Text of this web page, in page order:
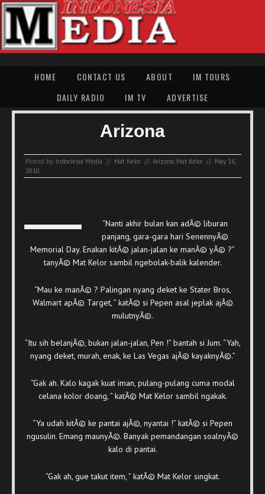
HOME CONTACT US ABOUT
IM TOURS
DAILY RADIO
IM TV ADVERTISE
Arizona
Posted by: Indonesia Media // Mat Kelor // Arizona Mat Kelor // May 16,
2010
“Nanti akhir bulan kan adÃ© liburan
panjang, gara-gara hari SenennyÃ©
Memorial Day. Enakan kitÃ© jalan-jalan ke manÃ© yÃ© ?”
tanyÃ© Mat Kelor sambil ngebolak-balik kalender.
“Mau ke manÃ© ? Palingan nyang deket ke Stater Bros,
Walmart apÃ© Target, ” katÃ© si Pepen asal jeplak ajÃ©
mulutnyÃ©.
“Itu sih belanjÃ©, bukan jalan-jalan, Pen !” bantah si Jum. “Yah,
nyang deket, murah, enak, ke Las Vegas ajÃ© kayaknyÃ©.”
“Gak ah. Kalo kagak kuat iman, pulang-pulang cuma modal
celana kolor doang, ” katÃ© Mat Kelor sambil ngakak.
“Ya udah kitÃ© ke pantai ajÃ©, nyantai !” katÃ© si Pepen
ngusulin. Emang maunyÃ©. Banyak pemandangan soalnyÃ©
kalo di pantai.
“Gak ah, gue takut item, ” katÃ© Mat Kelor singkat.